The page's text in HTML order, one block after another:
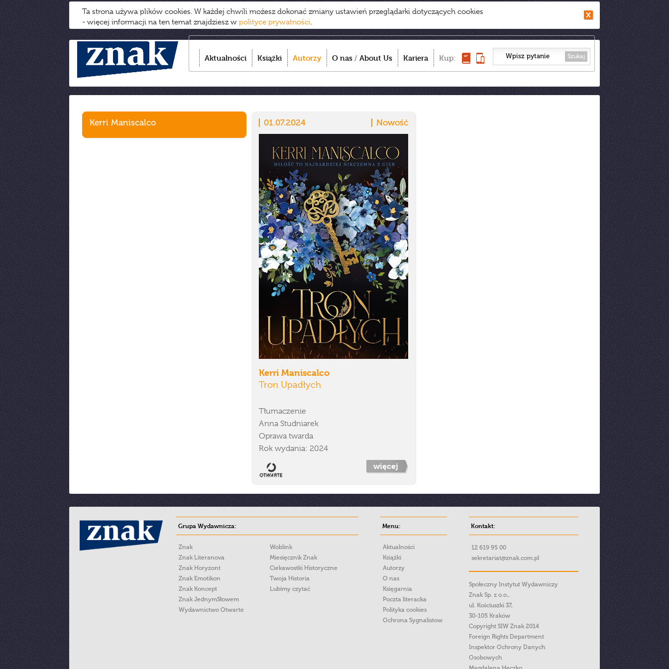
Ta strona używa plików cookies. W każdej chwili możesz dokonać zmiany ustawień przeglądarki dotyczących cookies
- więcej informacji na ten temat znajdziesz w polityce prywatności.
Aktualności Książki Autorzy O nas / About Us Kariera Kup: Szukaj
Kerri Maniscalco 01.07.2024 Nowość
Kerri Maniscalco
Tron Upadłych
Tłumaczenie
Anna Studniarek
Oprawa twarda
Rok wydania: 2024
więcej
Grupa Wydawnicza:
Znak
Znak Literanova
Znak Horyzont
Znak Emotikon
Znak Koncept
Znak JednymSłowem
Wydawnictwo Otwarte
Woblink
Miesięcznik Znak
Ciekawostki Historyczne
Twoja Historia
Lubimy czytać
Menu:
Aktualności
Książki
Autorzy
O nas
Księgarnia
Poczta literacka
Polityka cookies
Ochrona Sygnalistow
Kontakt:
12 619 95 00
sekretariat@znak.com.pl
Społeczny Instytut Wydawniczy
Znak Sp. z o.o.,
ul. Kościuszki 37,
30-105 Kraków
Copyright SIW Znak 2014
Foreign Rights Department
Inspektor Ochrony Danych
Osobowych